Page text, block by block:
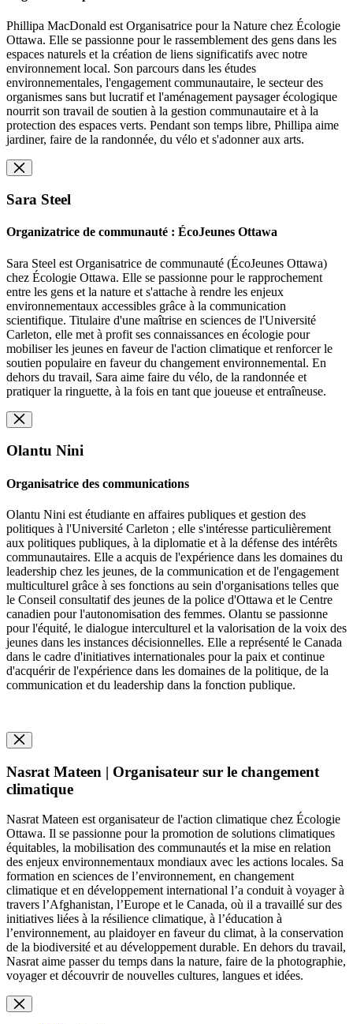
Phillipa MacDonald est Organisatrice pour la Nature chez Écologie
Ottawa. Elle se passionne pour le rassemblement des gens dans les
espaces naturels et la création de liens significatifs avec notre
environnement local. Son parcours dans les études
environnementales, l'engagement communautaire, le secteur des
organismes sans but lucratif et l'aménagement paysager écologique
nourrit son travail de soutien à la gestion communautaire et à la
protection des espaces verts. Pendant son temps libre, Phillipa aime
jardiner, faire de la randonnée, du vélo et s'adonner aux arts.
Sara Steel
Organizatrice de communauté : ÉcoJeunes Ottawa
Sara Steel est Organisatrice de communauté (ÉcoJeunes Ottawa)
chez Écologie Ottawa. Elle se passionne pour le rapprochement
entre les gens et la nature et s'attache à rendre les enjeux
environnementaux accessibles grâce à la communication
scientifique. Titulaire d'une maîtrise en sciences de l'Université
Carleton, elle met à profit ses connaissances en écologie pour
mobiliser les jeunes en faveur de l'action climatique et renforcer le
soutien populaire en faveur du changement environnemental. En
dehors du travail, Sara aime faire du vélo, de la randonnée et
pratiquer la ringuette, à la fois en tant que joueuse et entraîneuse.
Olantu Nini
Organisatrice des communications
Olantu Nini est étudiante en affaires publiques et gestion des
politiques à l'Université Carleton ; elle s'intéresse particulièrement
aux politiques publiques, à la diplomatie et à la défense des intérêts
communautaires. Elle a acquis de l'expérience dans les domaines du
leadership chez les jeunes, de la communication et de l'engagement
multiculturel grâce à ses fonctions au sein d'organisations telles que
le Conseil consultatif des jeunes de la police d'Ottawa et le Centre
canadien pour l'autonomisation des femmes. Olantu se passionne
pour l'équité, le dialogue interculturel et la valorisation de la voix des
jeunes dans les instances décisionnelles. Elle a représenté le Canada
dans le cadre d'initiatives internationales pour la paix et continue
d'acquérir de l'expérience dans les domaines de la politique, de la
communication et du leadership dans la fonction publique.
Nasrat Mateen | Organisateur sur le changement
climatique
Nasrat Mateen est organisateur de l'action climatique chez Écologie
Ottawa. Il se passionne pour la promotion de solutions climatiques
équitables, la mobilisation des communautés et la mise en relation
des enjeux environnementaux mondiaux avec les actions locales. Sa
formation en sciences de l’environnement, en changement
climatique et en développement international l’a conduit à voyager à
travers l’Afghanistan, l’Europe et le Canada, où il a travaillé sur des
initiatives liées à la résilience climatique, à l’éducation à
l’environnement, au plaidoyer en faveur du climat, à la conservation
de la biodiversité et au développement durable. En dehors du travail,
Nasrat aime passer du temps dans la nature, faire de la photographie,
voyager et découvrir de nouvelles cultures, langues et idées.